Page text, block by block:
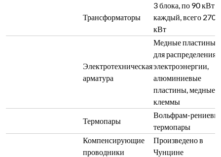
Трансформаторы
3 блока, по 90 кВт
каждый, всего 270
кВт
Электротехническая
арматура
Медные пластины
для распределения
электроэнергии,
алюминиевые
пластины, медные
клеммы
Термопары
Вольфрам-
термопары
Компенсирующие
проводники
Произведено в
Чунцине